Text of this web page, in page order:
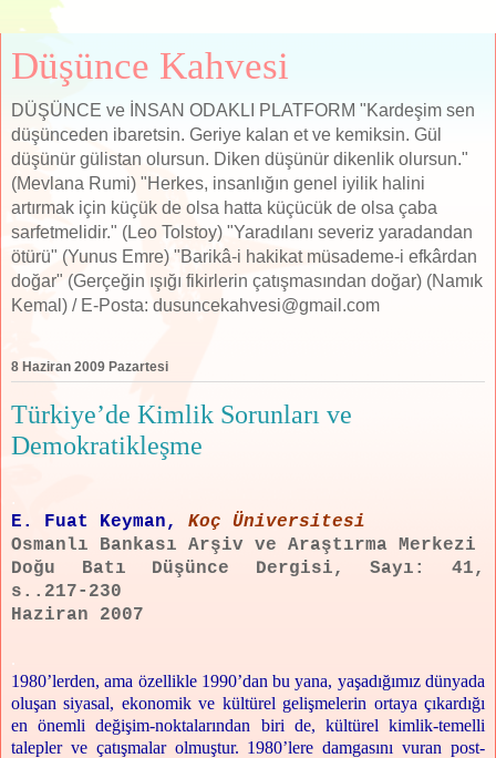
Düşünce Kahvesi
DÜŞÜNCE ve İNSAN ODAKLI PLATFORM "Kardeşim sen
düşünceden ibaretsin. Geriye kalan et ve kemiksin. Gül
düşünür gülistan olursun. Diken düşünür dikenlik olursun."
(Mevlana Rumi) "Herkes, insanlığın genel iyilik halini
artırmak için küçük de olsa hatta küçücük de olsa çaba
sarfetmelidir." (Leo Tolstoy) "Yaradılanı severiz yaradandan
ötürü" (Yunus Emre) "Barikâ-i hakikat müsademe-i efkârdan
doğar" (Gerçeğin ışığı fikirlerin çatışmasından doğar) (Namık
Kemal) / E-Posta: dusuncekahvesi@gmail.com
8 Haziran 2009 Pazartesi
Türkiye’de Kimlik Sorunları ve
Demokratikleşme
.
E. Fuat Keyman, Koç Üniversitesi
Osmanlı Bankası Arşiv ve Araştırma Merkezi
Doğu Batı Düşünce Dergisi, Sayı: 41,
s..217-230
Haziran 2007
1980’lerden, ama özellikle 1990’dan bu yana, yaşadığımız dünyada
oluşan siyasal, ekonomik ve kültürel gelişmelerin ortaya çıkardığı
en önemli değişim-noktalarından biri de, kültürel kimlik-temelli
talepler ve çatışmalar olmuştur. 1980’lere damgasını vuran post-